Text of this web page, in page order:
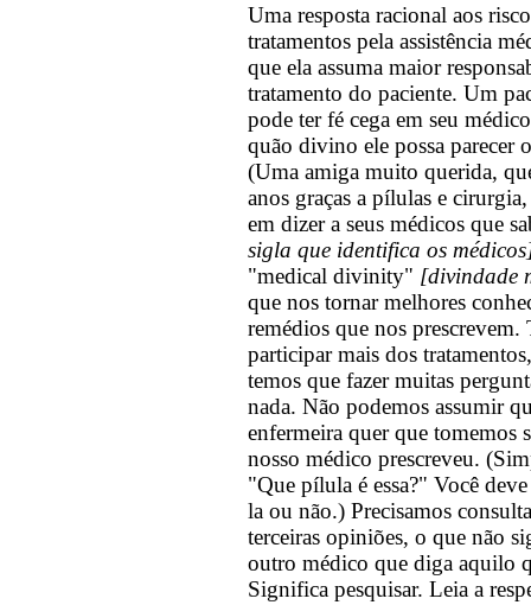
Uma resposta racional aos
tratamentos pela assistência
que ela assuma maior
tratamento do paciente. Um
pode ter fé cega em seu
quão divino ele possa parecer
(Uma amiga muito querida,
anos graças a pílulas e
em dizer a seus médicos que
sigla que identifica os
"medical divinity" [divindade
que nos tornar melhores
remédios que nos prescrevem.
participar mais dos
temos que fazer muitas
nada. Não podemos assumir
enfermeira quer que tomemos
nosso médico prescreveu.
"Que pílula é essa?" Você
la ou não.) Precisamos
terceiras opiniões, o que não
outro médico que diga aquilo
Significa pesquisar. Leia a